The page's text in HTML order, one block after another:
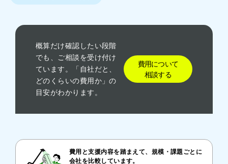
概算だけ確認したい段階
でも、ご相談を受け付け
ています。「自社だと、
どのくらいの費用か」の
目安がわかります。
費用について
相談する
費用と支援内容を踏まえて、規模・課題ごとに
会社を比較しています。